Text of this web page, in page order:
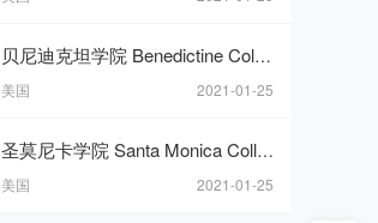
贝尼迪克坦学院 Benedictine College
美国 2021-01-25
圣莫尼卡学院 Santa Monica College
美国 2021-01-25